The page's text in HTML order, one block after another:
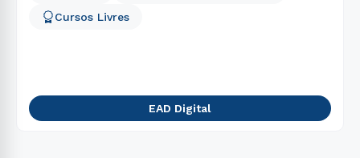
Cursos Livres
EAD Digital
8º
medicina